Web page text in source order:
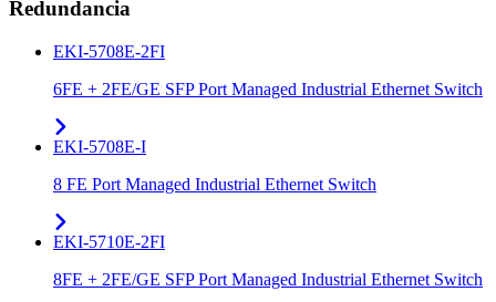
Redundancia
EKI-5708E-2FI
6FE + 2FE/GE SFP Port Managed Industrial Ethernet Switch
EKI-5708E-I
8 FE Port Managed Industrial Ethernet Switch
EKI-5710E-2FI
8FE + 2FE/GE SFP Port Managed Industrial Ethernet Switch